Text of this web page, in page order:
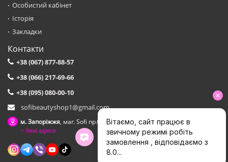
Особистий кабінет
Історія
Закладки
Контакти
+38 (067) 877-88-57
+38 (066) 217-69-66
+38 (095) 080-00-10
sofibeautyshop1@gmail.com
м. Запоріжжя, маг. Sofi пр.Соборний,153 зуп. Сталеварiв
Інші адреси